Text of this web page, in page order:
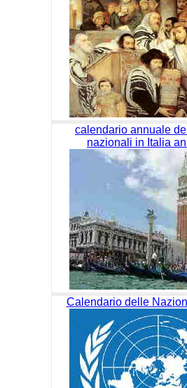
calendario annuale
nazionali in Italia
Calendario delle